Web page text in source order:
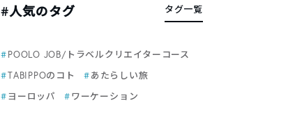
#人気のタグ タグ一覧
POOLO JOB/トラベルクリエイターコース
TABIPPOのコト
あたらしい旅
ヨーロッパ
ワーケーション